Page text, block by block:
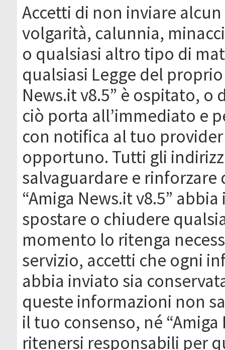
Accetti di non inviare
volgarità, calunnia,
o qualsiasi altro tipo di
qualsiasi Legge del
News.it v8.5” è ospitato, o
ciò porta all’immediato e
con notifica al tuo
opportuno. Tutti gli
salvaguardare e
“Amiga News.it v8.5”
spostare o chiudere
momento lo ritenga
servizio, accetti che ogni
abbia inviato sia
queste informazioni non
il tuo consenso, né
ritenersi responsabili per